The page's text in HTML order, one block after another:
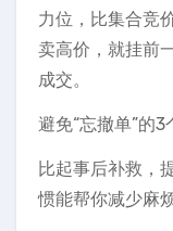
力位，比集合竞
卖高价，就挂前
成交。
避免“忘撤单”的3
比起事后补救，
惯能帮你减少麻